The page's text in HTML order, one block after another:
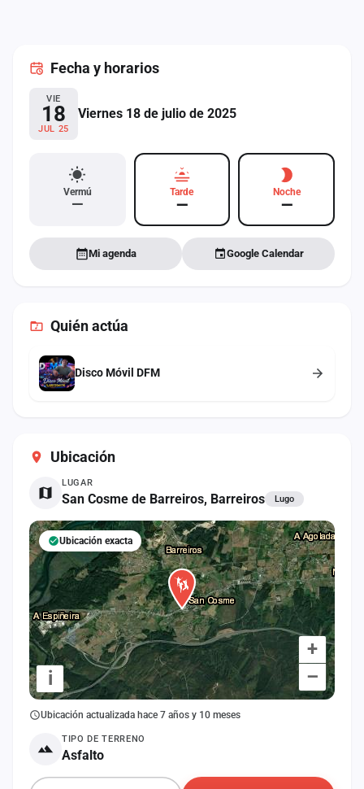
Ubicación
LUGAR
San Cosme de Barreiros, Barreiros Lugo
+
–
i
Ubicación exacta
Ubicación actualizada hace 7 años y 10 meses
TIPO DE TERRENO
Asfalto
Fecha y horarios
VIE
18
JUL 25
Viernes 18 de julio de 2025
Vermú
—
Tarde
—
Noche
—
Mi agenda Google Calendar
Quién actúa
Disco Móvil DFM